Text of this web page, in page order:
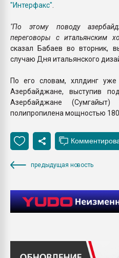
"Интерфакс"
"По этому поводу
переговоры с итальянским
сказал Бабаев во вторник,
случаю Дня итальянского
По его словам, хллдинг
Азербайджане, выступив
Азербайджане
полипропилена мощностью 180
предыдущая новость